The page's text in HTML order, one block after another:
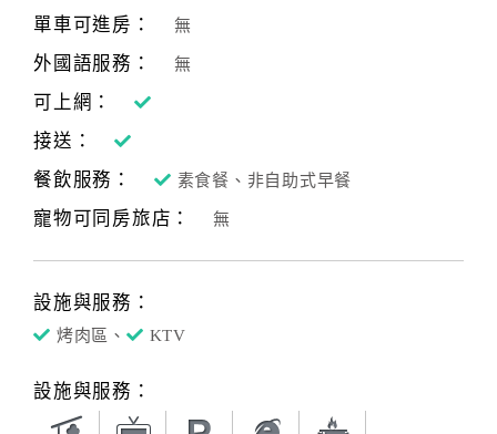
宣
單車可進房： 無
外國語服務： 無
可上網：
接送：
餐飲服務：
素食餐、非自助式早餐
寵物可同房旅店： 無
設施與服務：
烤肉區、 KTV
設施與服務：